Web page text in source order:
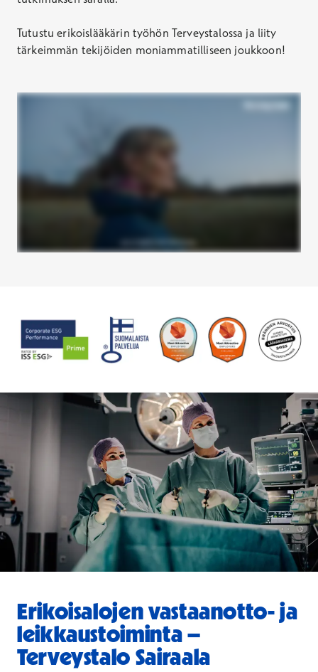
Tutustu erikoislääkärin työhön Terveystalossa ja liity
tärkeimmän tekijöiden moniammatilliseen joukkoon!
Erikoisalojen vastaanotto- ja
leikkaustoiminta –
Terveystalo Sairaala